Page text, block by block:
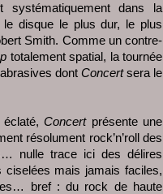
systématiquement dans la
disque le plus dur, le plus
Smith. Comme un contre-
totalement spatial, la tournée
dont Concertsera le
éclaté,Concertprésente une
résolument rock’n’roll des
nulle trace ici des délires
mais jamais faciles,
bref : du rock de haute